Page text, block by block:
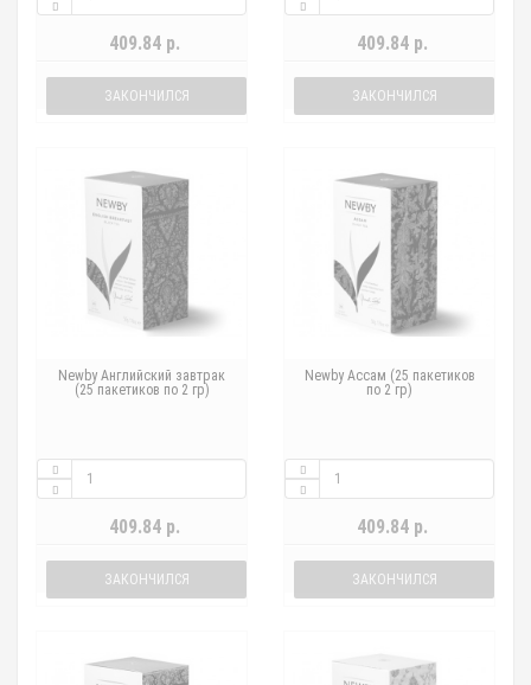
409.84 р.
ЗАКОНЧИЛСЯ
409.84 р.
ЗАКОНЧИЛСЯ
Newby Английский завтрак
(25 пакетиков по 2 гр)
409.84 р.
ЗАКОНЧИЛСЯ
Newby Ассам (25 пакетиков
по 2 гр)
409.84 р.
ЗАКОНЧИЛСЯ